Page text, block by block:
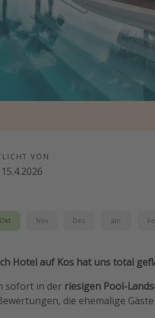
VON
15.4.2026
Okt Nov Dez Jan
Hotel auf Kos hat uns total
sofort in der riesigen Pool-
die ehemalige